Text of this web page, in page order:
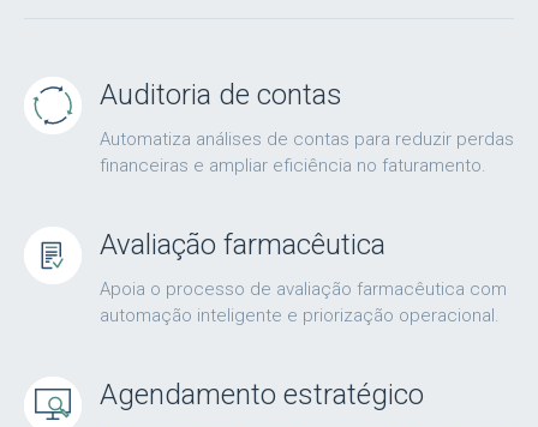
Auditoria de contas
Automatiza análises de contas para reduzir perdas
financeiras e ampliar eficiência no faturamento.
Avaliação farmacêutica
Apoia o processo de avaliação farmacêutica com
automação inteligente e priorização operacional.
Agendamento estratégico